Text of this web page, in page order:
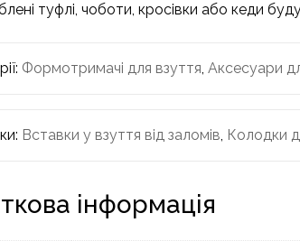
туфлі, чоботи, кросівки або кеди
Формотримачі для взуття, Аксесуари
Вставки у взуття від заломів, Колодки
інформація